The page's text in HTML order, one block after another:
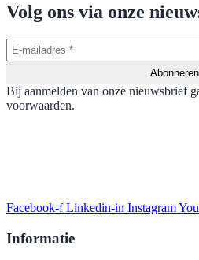
Volg ons via onze
Bij aanmelden van onze nieuwsbrief
voorwaarden.
Facebook-f Linkedin-in Instagram
Informatie